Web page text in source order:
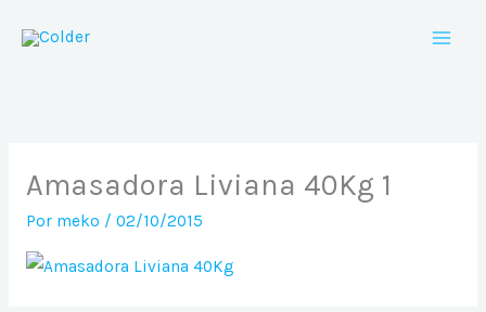
Amasadora Liviana 40Kg 1
Por meko / 02/10/2015